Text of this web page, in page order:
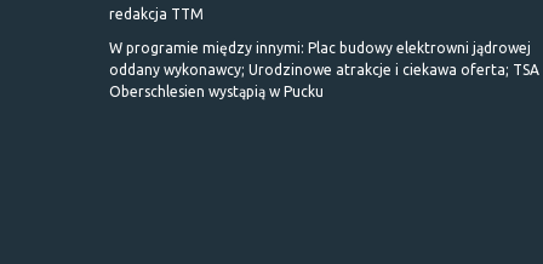
redakcja TTM
W programie między innymi: Plac budowy elektrowni jądrowej
oddany wykonawcy; Urodzinowe atrakcje i ciekawa oferta; TSA
Oberschlesien wystąpią w Pucku